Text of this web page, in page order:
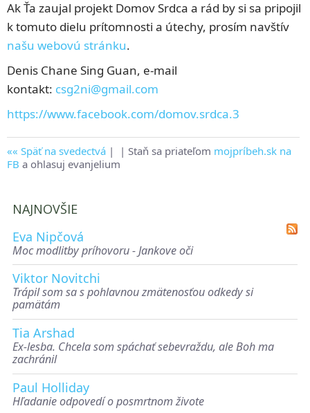
Ak Ťa zaujal projekt Domov Srdca a rád by si sa pripojil
k tomuto dielu prítomnosti a útechy, prosím navštív
našu webovú stránku.
Denis Chane Sing Guan, e-mail
kontakt: csg2ni@gmail.com
https://www.facebook.com/domov.srdca.3
Späť na svedectvá | | Staň sa priateľom mojpríbeh.sk na
FB a ohlasuj evanjelium
NAJNOVŠIE
Eva Nipčová
Moc modlitby príhovoru - Jankove oči
Viktor Novitchi
Trápil som sa s pohlavnou zmätenosťou odkedy si
pamätám
Tia Arshad
Ex-lesba. Chcela som spáchať sebevraždu, ale Boh ma
zachránil
Paul Holliday
Hľadanie odpovedí o posmrtnom živote